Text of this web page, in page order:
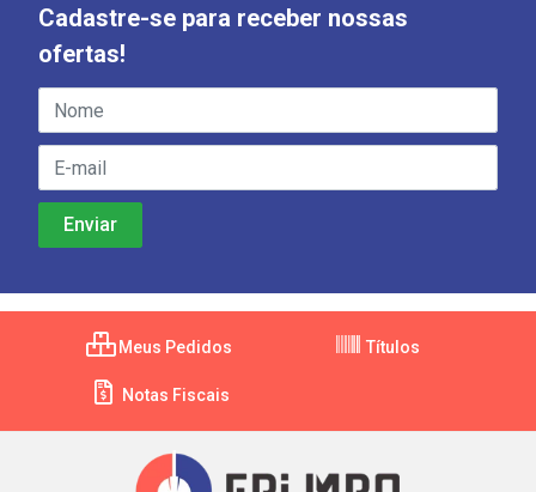
Cadastre-se para receber nossas
ofertas!
Meus Pedidos Títulos
Notas Fiscais